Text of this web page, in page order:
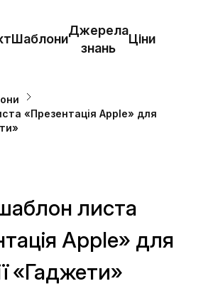
Шаблони
Джерела
знань
Ціни
«Презентація Apple» для
листа
Apple» для
«Гаджети»